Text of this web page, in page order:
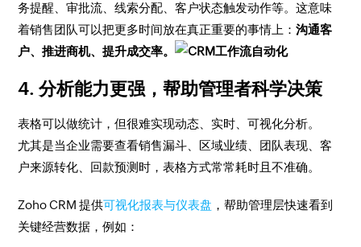
务提醒、审批流、线索分配、客户状态触发动作等。这意味
着销售团队可以把更多时间放在真正重要的事情上：沟通客
户、推进商机、提升成交率。
4. 分析能力更强，帮助管理者科学决策
表格可以做统计，但很难实现动态、实时、可视化分析。
尤其是当企业需要查看销售漏斗、区域业绩、团队表现、客
户来源转化、回款预测时，表格方式常常耗时且不准确。
Zoho CRM 提供可视化报表与仪表盘 ，帮助管理层快速看到
关键经营数据，例如：